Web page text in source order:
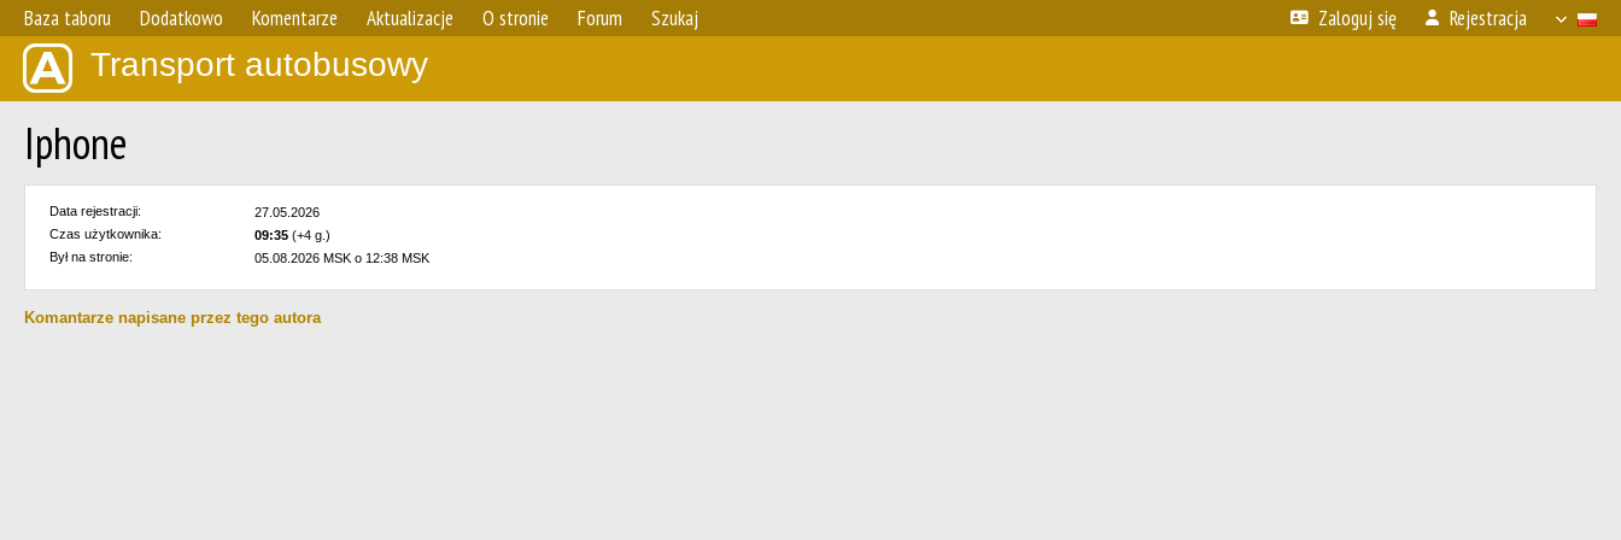
Baza taboru Dodatkowo Komentarze Aktualizacje O stronie Forum Szukaj Zaloguj się Rejestracja
Transport autobusowy
Iphone
Data rejestracji:
27.05.2026
Czas użytkownika:
09:35 (+4 g.)
Był na stronie:
05.08.2026 MSK o 12:38 MSK
Komantarze napisane przez tego autora